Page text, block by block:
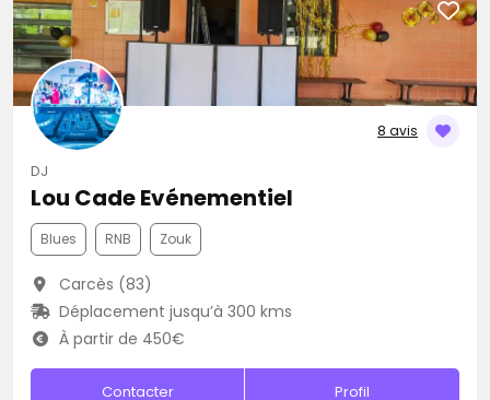
8 avis
DJ
Lou Cade Evénementiel
Blues RNB Zouk
Carcès (83)
Déplacement jusqu’à 300 kms
À partir de 450€
Contacter Profil